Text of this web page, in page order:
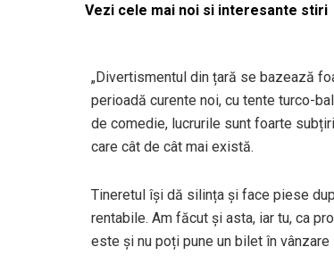
Vezi cele mai noi si interesante stiri
„Divertismentul din țară se bazează
perioadă curente noi, cu tente turco-
de comedie, lucrurile sunt foarte
care cât de cât mai există.
Tineretul își dă silința și face piese
rentabile. Am făcut și asta, iar tu, ca
este și nu poți pune un bilet în vânzare